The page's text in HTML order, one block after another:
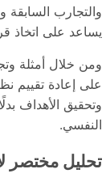
والتجارب السابقة
يساعد على اتخاذ
ومن خلال أمثلة
على إعادة تقييم
وتحقيق الأهداف
النفسي.
تحليل مختصر